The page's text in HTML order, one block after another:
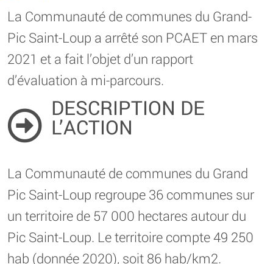
La Communauté de communes du Grand-
Pic Saint-Loup a arrêté son PCAET en mars
2021 et a fait l’objet d’un rapport
d’évaluation à mi-parcours.
DESCRIPTION DE
L’ACTION
La Communauté de communes du Grand
Pic Saint-Loup regroupe 36 communes sur
un territoire de 57 000 hectares autour du
Pic Saint-Loup. Le territoire compte 49 250
hab (donnée 2020), soit 86 hab/km2.